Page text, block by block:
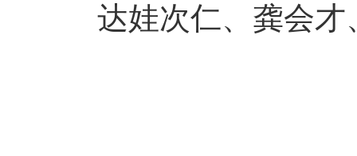
达娃次仁、龚会